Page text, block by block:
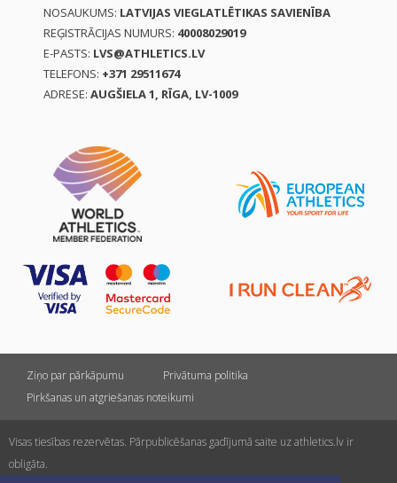
NOSAUKUMS: LATVIJAS VIEGLATLĒTIKAS SAVIENĪBA
REĢISTRĀCIJAS NUMURS: 40008029019
E-PASTS: LVS@ATHLETICS.LV
TELEFONS: +371 29511674
ADRESE: AUGŠIELA 1, RĪGA, LV-1009
Ziņo par pārkāpumu
Privātuma politika
Pirkšanas un atgriešanas noteikumi
Visas tiesības rezervētas. Pārpublicēšanas gadījumā saite uz athletics.lv ir
obligāta.